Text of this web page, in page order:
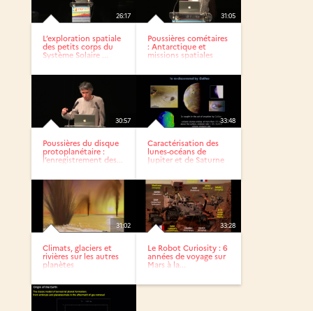
26:17
L’exploration spatiale
des petits corps du
Système Solaire ...
31:05
Poussières cométaires
: Antarctique et
missions spatiales
30:57
Poussières du disque
protoplanétaire :
l’enregistrement des...
33:48
Caractérisation des
lunes-océans de
Jupiter et de Saturne
31:02
Climats, glaciers et
rivières sur les autres
planètes
33:28
Le Robot Curiosity : 6
années de voyage sur
Mars à la...